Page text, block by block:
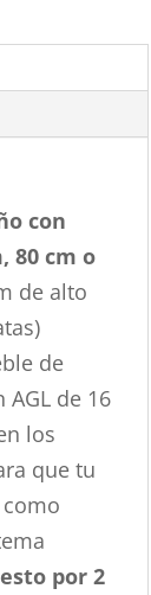
con
80 cm o
de alto
de
AGL de 16
los
que tu
por 2